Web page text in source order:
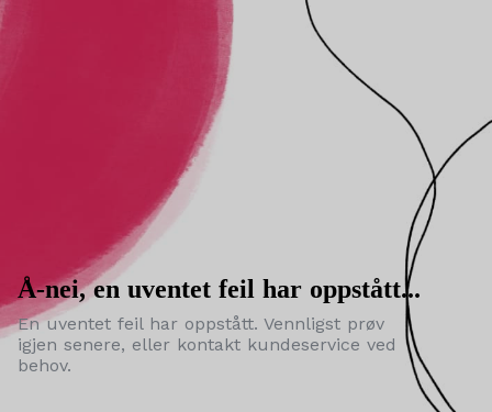
Å-nei, en uventet feil har oppstått...
En uventet feil har oppstått. Vennligst prøv
igjen senere, eller kontakt kundeservice ved
behov.